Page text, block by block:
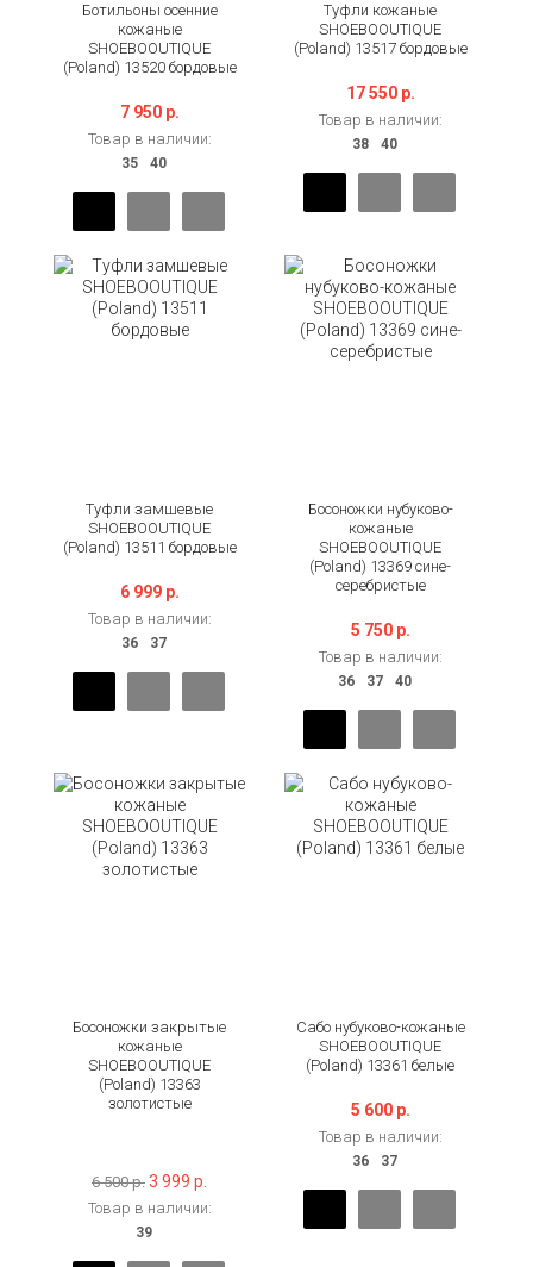
Ботильоны осенние
кожаные
SHOEBOOUTIQUE
(Poland) 13520 бордовые
7 950 р.
Товар в наличии:
Туфли кожаные
SHOEBOOUTIQUE
(Poland) 13517 бордовые
17 550 р.
Товар в наличии:
Туфли замшевые
SHOEBOOUTIQUE
(Poland) 13511 бордовые
6 999 р.
Товар в наличии:
Босоножки нубуково-
кожаные
SHOEBOOUTIQUE
(Poland) 13369 сине-
серебристые
5 750 р.
Товар в наличии:
Босоножки закрытые
кожаные
SHOEBOOUTIQUE
(Poland) 13363
золотистые
6 500 р. 3 999 р.
Товар в наличии:
Сабо нубуково-кожаные
SHOEBOOUTIQUE
(Poland) 13361 белые
5 600 р.
Товар в наличии: